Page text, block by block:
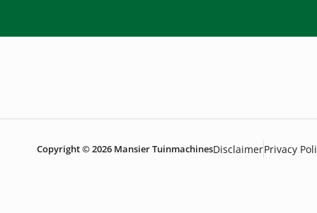
Copyright © 2026 Mansier TuinmachinesDisclaimerPrivacy